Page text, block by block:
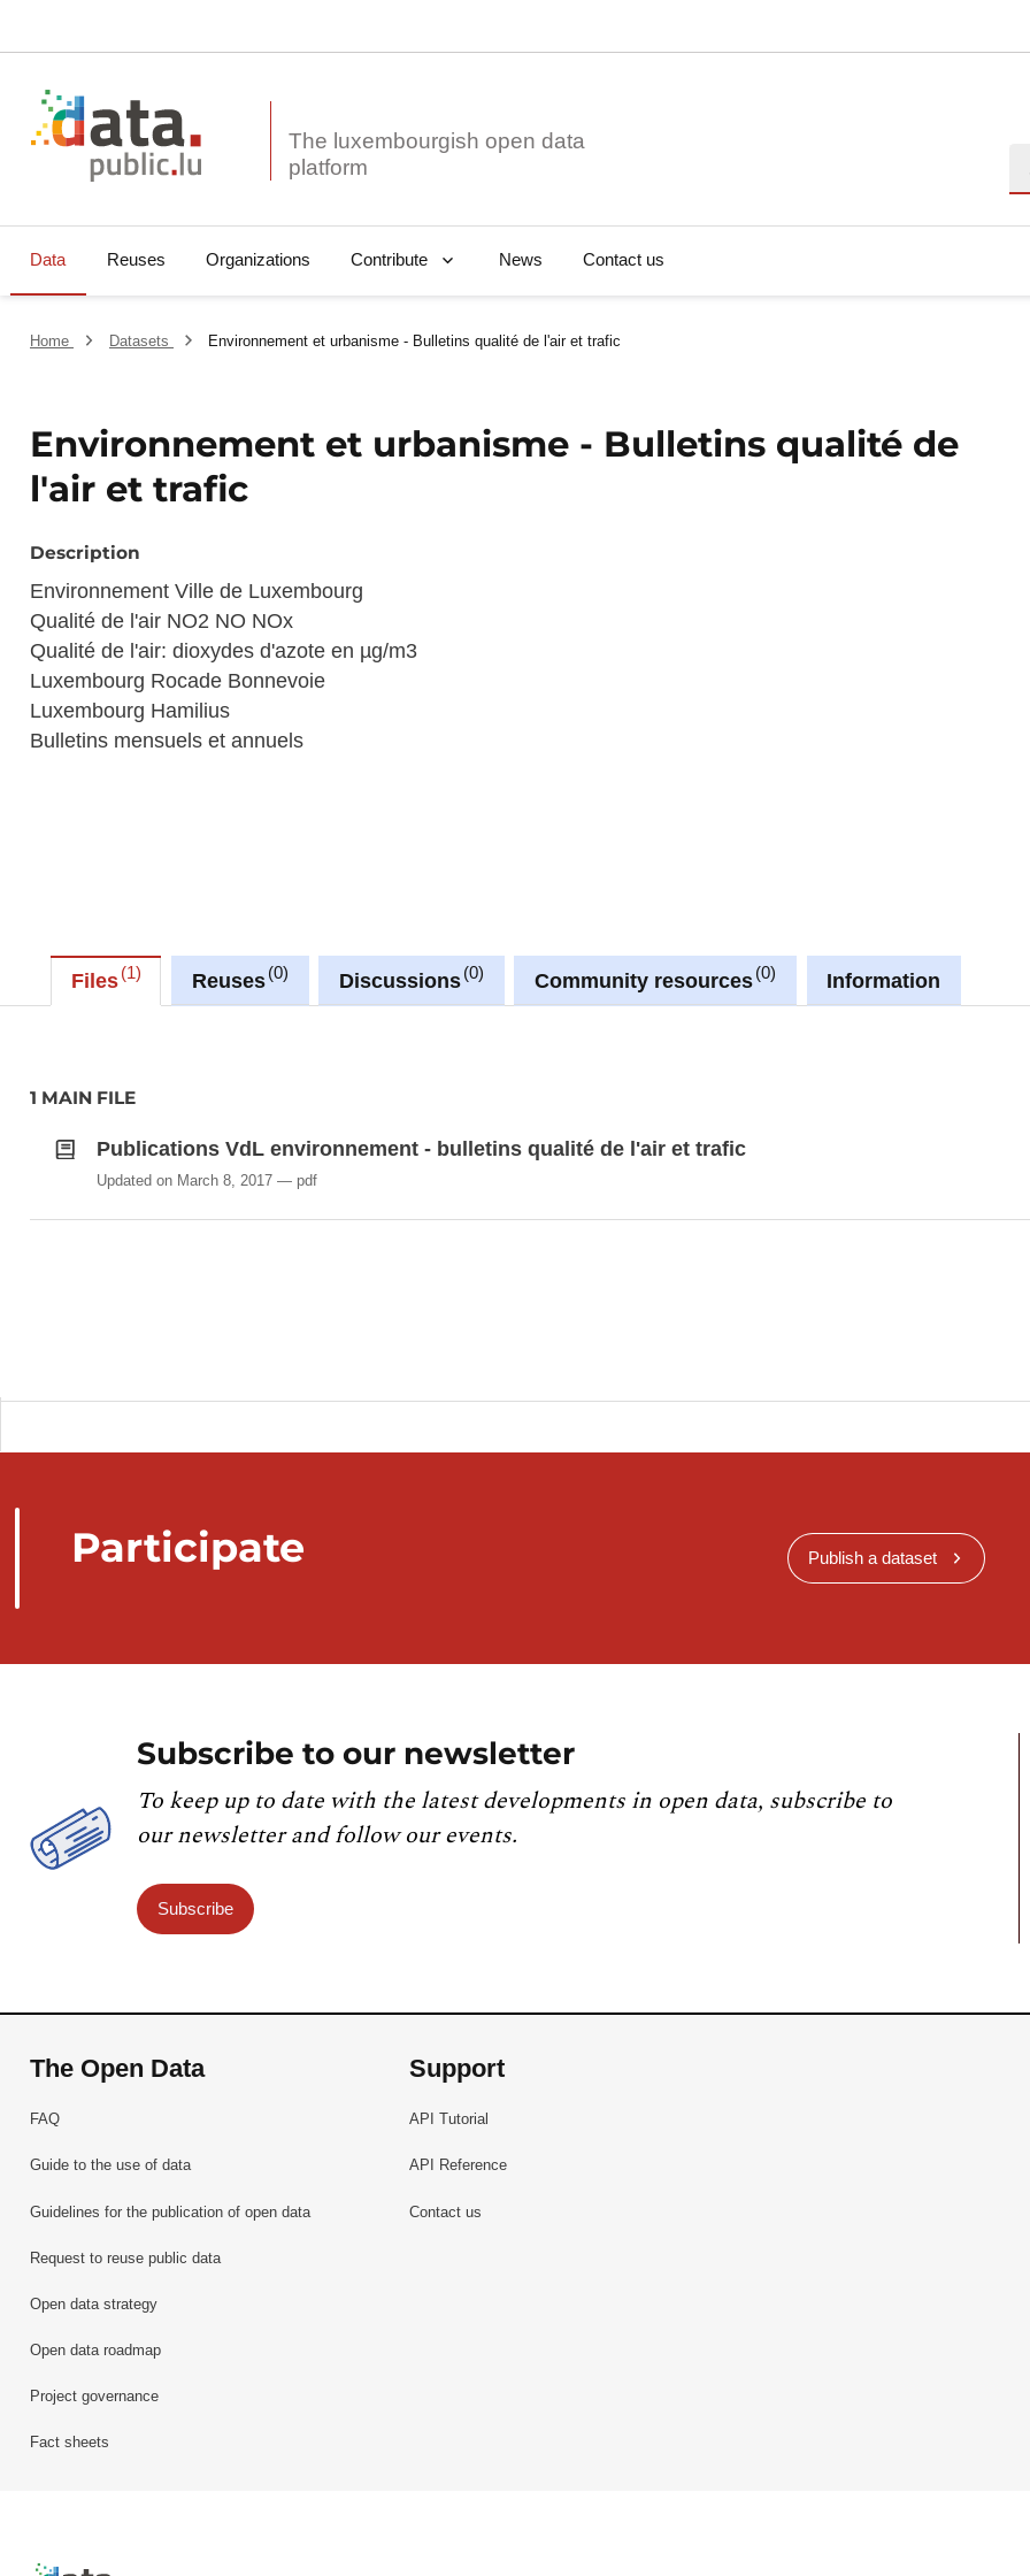
The luxembourgish open data
Data Reuses Organizations Contribute News Contact us
Home Datasets Environnement et urbanisme - Bulletins qualité de l'air et trafic
Environnement et urbanisme - Bulletins qualité de
l'air et trafic
Description
Environnement Ville de Luxembourg
Qualité de l'air NO2 NO NOx
Qualité de l'air: dioxydes d'azote en µg/m3
Luxembourg Rocade Bonnevoie
Luxembourg Hamilius
Bulletins mensuels et annuels
Files 1 Reuses 0 Discussions 0 Community resources 0 Information
1 MAIN FILE
Publications VdL environnement - bulletins qualité de l'air et trafic
Updated on March 8, 2017 pdf
Participate Publish a dataset
Subscribe to our newsletter
To keep up to date with the latest developments in open data, subscribe to
our newsletter and follow our events.
Subscribe
The Open Data
FAQ
Guide to the use of data
Guidelines for the publication of open data
Request to reuse public data
Open data strategy
Open data roadmap
Project governance
Fact sheets
Support
API Tutorial
API Reference
Contact us